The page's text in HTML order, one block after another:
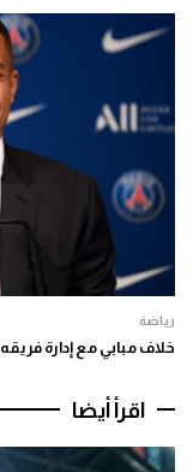
رياضة
خلاف مبابي مع إدارة
اقرأ أيضا